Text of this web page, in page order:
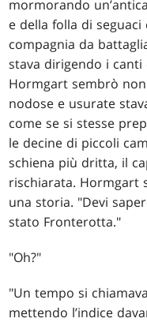
mormorando
e della folla di
compagnia da
stava dirigendo i canti
Hormgart sembrò
nodose e usurate
come se si stesse
le decine di piccoli
schiena più dritta, il
rischiarata. Hormgart
una storia. "Devi
stato Fronterotta."
"Oh?"
"Un tempo si
mettendo l’indice